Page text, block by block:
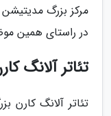
مرکز بزرگ
در راستای همین
تئاتر آلانگ
تئاتر آلانگ کارن